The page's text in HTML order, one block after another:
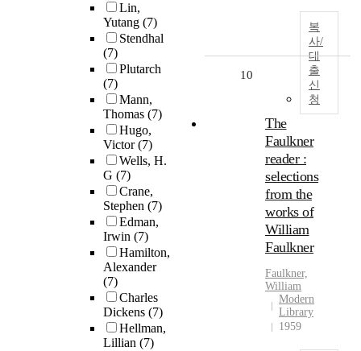
Lin,
Yutang (7)
Stendhal
(7)
Plutarch
(7)
Mann,
Thomas (7)
Hugo,
Victor(7)
Wells, H.
G (7)
Crane,
Stephen (7)
Edman,
Irwin (7)
Hamilton,
Alexander
(7)
Charles
Dickens (7)
Hellman,
Lillian (7)
복
사/
대
출
신
청
10
The
Faulkner
reader :
selections
from the
works of
William
Faulkner
Faulkner,
William
Modern
Library
1959